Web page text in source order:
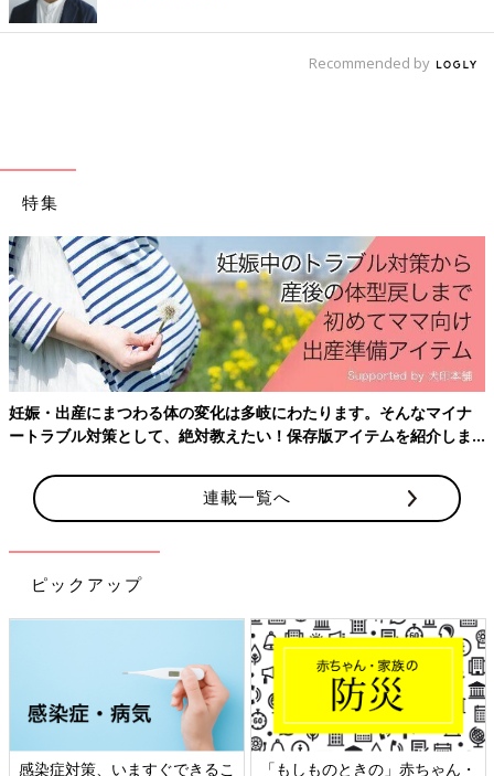
１ 生活リズムを記録する
赤ちゃんの健やかな成長は、生活リズムを整えることが欠かせま
もすぐ起きちゃう｣などのお悩みは、この生活リズムの改善で解
決する場合がほとんど。赤ちゃんの起床・就寝時間や昼寝のタイ
ラクにできます。
2 健康状態や様子を記録する
普段のおしっこやうんちの状態・回数、機嫌の良し悪し、授乳 回
数などを記録しておくと、体調の変化に敏感になります。受診す
る場合も、赤ちゃんの様子などを医師にきちんと伝えられて大役
立ち! また、おっぱいやミルクの飲みが悪いなど、育児の気が
かりを相談したいときも、保健師などから最適なアドバイスをも
乳食の進み具合なども書いておくと、スムーズに進められるでし
ょう。
｢●月▲日、寝返りできた｣｢◆月★日、立っちできた!｣｢■日▼日、
ついにあんよ♪｣など、赤ちゃんは日々成長していきます。こうい
った確かな成長記録は、後の楽しい思い出に。｢寝返りしたいの
に、できずに泣いた～｣｢これって、はいはい?｣なんて微笑ましい
様子だけをコミカルに綴っても楽しいもの。ママによっては、妊
娠中からおなかの赤ちゃんのことを記録する人や、産後すぐから
詳しく書き続ける人も。でも、余裕があるときだけ記録しても立
Recommended by
特集
妊娠・出産にまつわる体の変化は多岐にわたります。そんなマイナ
ートラブル対策として、絶対教えたい！保存版アイテムを紹介しま
連載一覧へ
ピックアップ
感染症対策、いますぐできるこ
「もしものときの」赤ちゃん・